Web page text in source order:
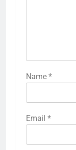
Name *
Email *